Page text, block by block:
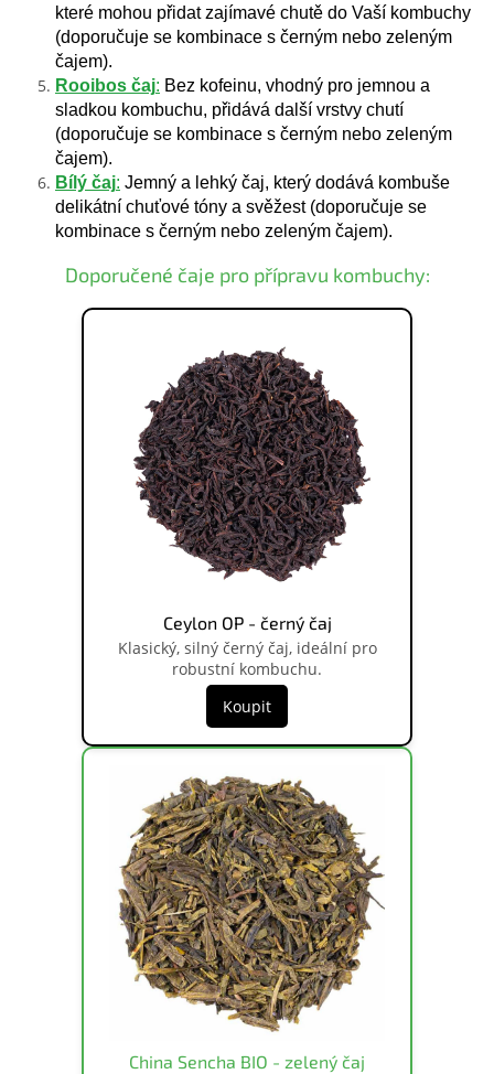
které mohou přidat zajímavé chutě do Vaší kombuchy
(doporučuje se kombinace s černým nebo zeleným
čajem).
Rooibos čaj: Bez kofeinu, vhodný pro jemnou a
sladkou kombuchu, přidává další vrstvy chutí
(doporučuje se kombinace s černým nebo zeleným
čajem).
Bílý čaj: Jemný a lehký čaj, který dodává kombuše
delikátní chuťové tóny a svěžest (doporučuje se
kombinace s černým nebo zeleným čajem).
Doporučené čaje pro přípravu kombuchy:
Ceylon OP - černý čaj
Klasický, silný černý čaj, ideální pro
robustní kombuchu.
Koupit
China Sencha BIO - zelený čaj